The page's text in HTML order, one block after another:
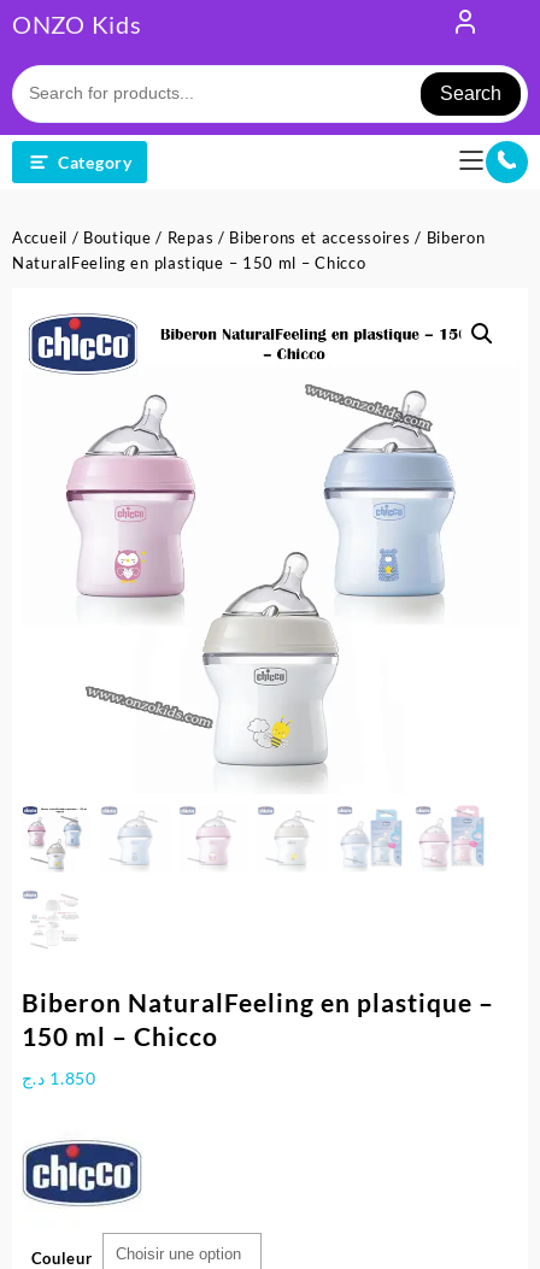
to
content
ONZO Kids
Search
Category
Accueil / Boutique / Repas / Biberons et accessoires / Biberon
NaturalFeeling en plastique – 150 ml – Chicco
Biberon NaturalFeeling en plastique –
150 ml – Chicco
1.850 د.ج
Couleur